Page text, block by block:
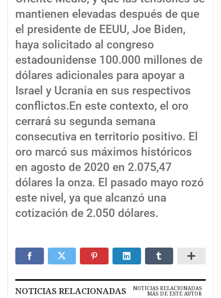
mantienen elevadas después de que
el presidente de EEUU, Joe Biden,
haya solicitado al congreso
estadounidense 100.000 millones de
dólares adicionales para apoyar a
Israel y Ucrania en sus respectivos
conflictos.En este contexto, el oro
cerrará su segunda semana
consecutiva en territorio positivo. El
oro marcó sus máximos históricos
en agosto de 2020 en 2.075,47
dólares la onza. El pasado mayo rozó
este nivel, ya que alcanzó una
cotización de 2.050 dólares.
NOTICIAS RELACIONADAS NOTICIAS RELACIONADAS
MÁS DE ESTE AUTOR